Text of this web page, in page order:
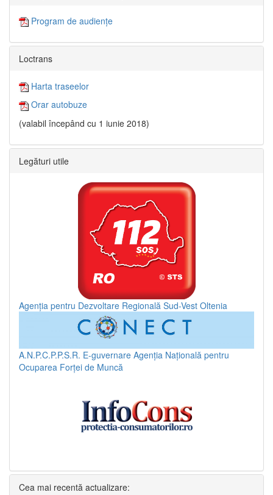
Program de audiențe
Loctrans
Harta traseelor
Orar autobuze
(valabil începând cu 1 iunie 2018)
Legături utile
Agenția pentru Dezvoltare Regională Sud-Vest Oltenia
A.N.P.C.P.P.S.R. E-guvernare Agenția Națională pentru
Ocuparea Forței de Muncă
Cea mai recentă actualizare: